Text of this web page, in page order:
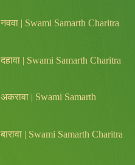
नववा | Swami Samarth Charitra
| Swami Samarth Charitra
अकरावा | Swami Samarth
| Swami Samarth Charitra